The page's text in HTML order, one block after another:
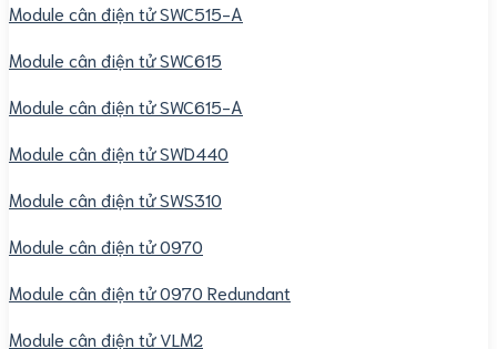
Module cân điện tử SWC515-A
Module cân điện tử SWC615
Module cân điện tử SWC615-A
Module cân điện tử SWD440
Module cân điện tử SWS310
Module cân điện tử 0970
Module cân điện tử 0970 Redundant
Module cân điện tử VLM2